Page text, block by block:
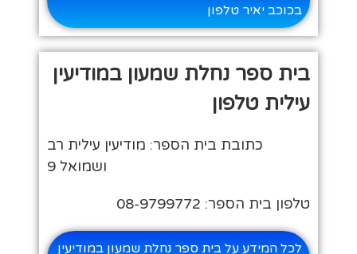
בכוכב יאיר טלפון
בית ספר נחלת שמעון במודיעין
עילית טלפון
כתובת בית הספר: מודיעין עילית רב
ושמואל 9
טלפון בית הספר: 08-9799772
לכל המידע על בית ספר נחלת שמעון במודיעין